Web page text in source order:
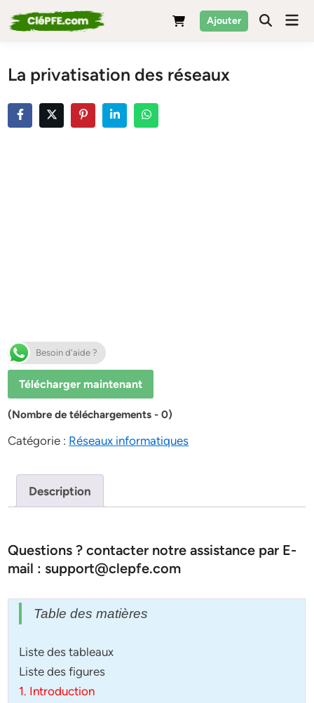
to
Ajouter
La privatisation des réseaux
Besoin d'aide ?
Télécharger maintenant
(Nombre de téléchargements - 0)
Catégorie : Réseaux informatiques
Description
Questions ? contacter notre assistance par E-
mail : support@clepfe.com
Table des matières
Liste des tableaux
Liste des figures
1. Introduction